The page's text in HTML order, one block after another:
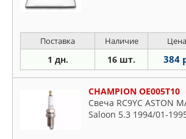
Поставка Наличие Цена
1 дн. 16 шт. 384
CHAMPION OE005T10
Свеча RC9YC ASTON
Saloon 5.3 1994/01-